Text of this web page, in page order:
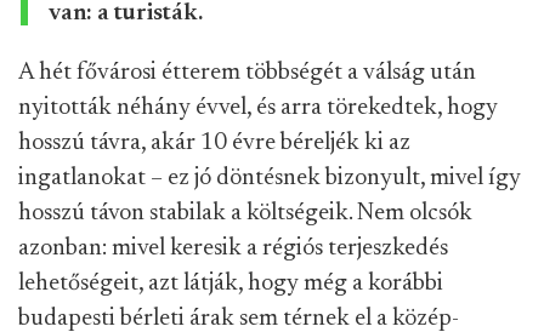
van: a turisták.
A hét fővárosi étterem többségét a válság után
nyitották néhány évvel, és arra törekedtek, hogy
hosszú távra, akár 10 évre béreljék ki az
ingatlanokat – ez jó döntésnek bizonyult, mivel így
hosszú távon stabilak a költségeik. Nem olcsók
azonban: mivel keresik a régiós terjeszkedés
lehetőségeit, azt látják, hogy még a korábbi
budapesti bérleti árak sem térnek el a közép-